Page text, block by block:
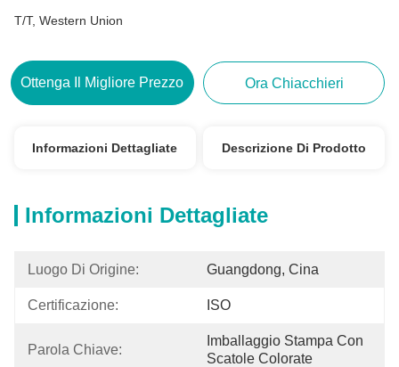
T/T, Western Union
Ottenga Il Migliore Prezzo Ora Chiacchieri
Informazioni Dettagliate Descrizione Di Prodotto
Informazioni Dettagliate
Luogo Di Origine: Guangdong, Cina
Certificazione: ISO
Parola Chiave:
Imballaggio Stampa Con
Scatole Colorate